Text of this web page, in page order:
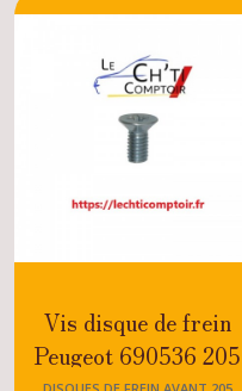
Vis disque de frein
Peugeot 690536 205